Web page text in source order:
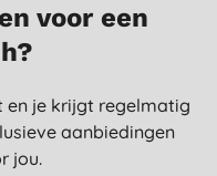
voor een
en je krijgt regelmatig
aanbiedingen
jou.